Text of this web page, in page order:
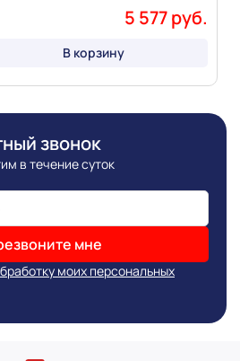
5 577 руб.
В корзину
звонок
в течение суток
мне
моих персональных